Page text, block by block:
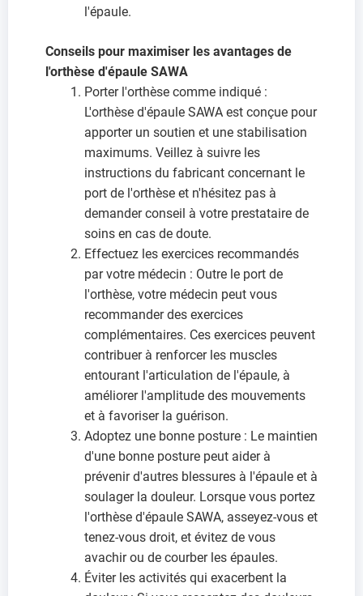
l'épaule.
Conseils pour maximiser les avantages de
l'orthèse d'épaule SAWA
Porter l'orthèse comme indiqué :
L'orthèse d'épaule SAWA est conçue pour
apporter un soutien et une stabilisation
maximums. Veillez à suivre les
instructions du fabricant concernant le
port de l'orthèse et n'hésitez pas à
demander conseil à votre prestataire de
soins en cas de doute.
Effectuez les exercices recommandés
par votre médecin : Outre le port de
l'orthèse, votre médecin peut vous
recommander des exercices
complémentaires. Ces exercices peuvent
contribuer à renforcer les muscles
entourant l'articulation de l'épaule, à
améliorer l'amplitude des mouvements
et à favoriser la guérison.
Adoptez une bonne posture : Le maintien
d'une bonne posture peut aider à
prévenir d'autres blessures à l'épaule et à
soulager la douleur. Lorsque vous portez
l'orthèse d'épaule SAWA, asseyez-vous et
tenez-vous droit, et évitez de vous
avachir ou de courber les épaules.
Éviter les activités qui exacerbent la